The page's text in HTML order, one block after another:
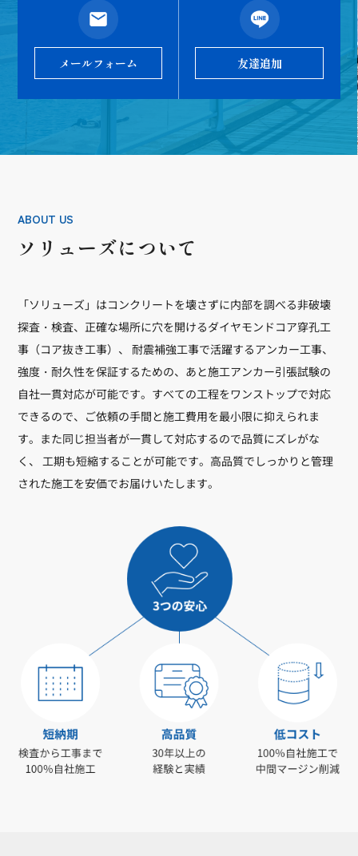
メールフォーム 友達追加
ABOUT US
ソリューズについて
「ソリューズ」はコンクリートを壊さずに内部を調べる非破壊
探査・検査、正確な場所に穴を開けるダイヤモンドコア穿孔工
事（コア抜き工事）、 耐震補強工事で活躍するアンカー工事、
強度・耐久性を保証するための、あと施工アンカー引張試験の
自社一貫対応が可能です。すべての工程をワンストップで対応
できるので、ご依頼の手間と施工費用を最小限に抑えられま
す。また同じ担当者が一貫して対応するので品質にズレがな
く、 工期も短縮することが可能です。高品質でしっかりと管理
された施工を安価でお届けいたします。